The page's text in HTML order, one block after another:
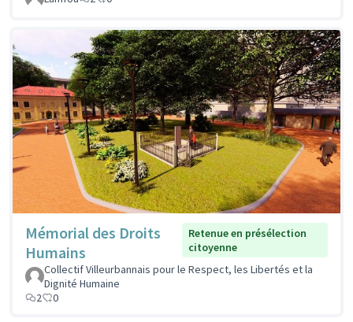
Mémorial des Droits
Humains
Retenue en présélection
citoyenne
Collectif Villeurbannais pour le Respect, les Libertés et la
Dignité Humaine
2
0